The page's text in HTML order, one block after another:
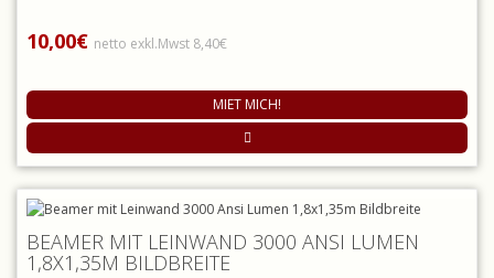
10,00€ netto exkl.Mwst 8,40€
MIET MICH!
BEAMER MIT LEINWAND 3000 ANSI LUMEN
1,8X1,35M BILDBREITE